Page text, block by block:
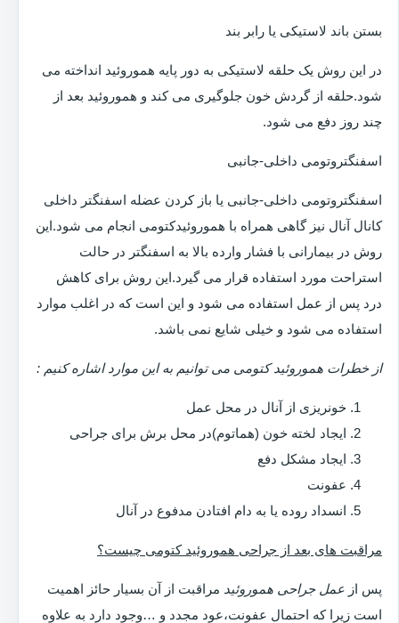
بستن باند لاستیکی یا رابر بند
در این روش یک حلقه لاستیکی به دور پایه هموروئید انداخته می
شود.حلقه از گردش خون جلوگیری می کند و هموروئید بعد از
چند روز دفع می شود.
اسفنگتروتومی داخلی-جانبی
اسفنگتروتومی داخلی-جانبی یا باز کردن عضله اسفنگتر داخلی
کانال آنال نیز گاهی همراه با هموروئیدکتومی انجام می شود.این
روش در بیمارانی با فشار وارده بالا به اسفنگتر در حالت
استراحت مورد استفاده قرار می گیرد.این روش برای کاهش
درد پس از عمل استفاده می شود و این است که در اغلب موارد
استفاده می شود و خیلی شایع نمی باشد.
از خطرات هموروئید کتومی می توانیم به این موارد اشاره کنیم :
خونریزی از آنال در محل عمل
ایجاد لخته خون (هماتوم)در محل برش برای جراحی
ایجاد مشکل دفع
عفونت
انسداد روده یا به دام افتادن مدفوع در آنال
مراقبت های بعد از جراحی هموروئید کتومی چیست؟
پس از عمل جراحی هموروئید مراقبت از آن بسیار حائز اهمیت
است زیرا که احتمال عفونت،عود مجدد و …وجود دارد به علاوه